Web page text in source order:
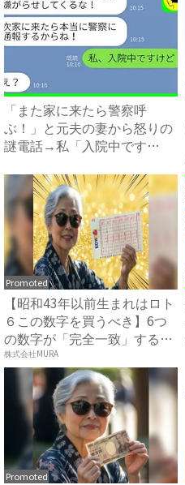
「また家に来たら警察呼
ぶ！」と元夫の妻から怒りの
謎電話→私「入院中です
Promoted
【昭和43年以前生まれはロト
６この数字を買うべき】6つ
の数字が「完全一致」する
方...
株式会社MURA
Promoted